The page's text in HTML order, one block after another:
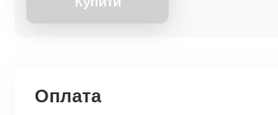
Оплата